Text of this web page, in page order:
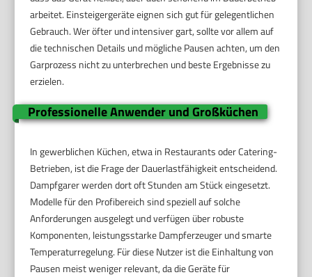
arbeitet. Einsteigergeräte eignen sich gut für gelegentlichen
Gebrauch. Wer öfter und intensiver gart, sollte vor allem auf
die technischen Details und mögliche Pausen achten, um den
Garprozess nicht zu unterbrechen und beste Ergebnisse zu
erzielen.
Professionelle Anwender und Großküchen
In gewerblichen Küchen, etwa in Restaurants oder Catering-
Betrieben, ist die Frage der Dauerlastfähigkeit entscheidend.
Dampfgarer werden dort oft Stunden am Stück eingesetzt.
Modelle für den Profibereich sind speziell auf solche
Anforderungen ausgelegt und verfügen über robuste
Komponenten, leistungsstarke Dampferzeuger und smarte
Temperaturregelung. Für diese Nutzer ist die Einhaltung von
Pausen meist weniger relevant, da die Geräte für